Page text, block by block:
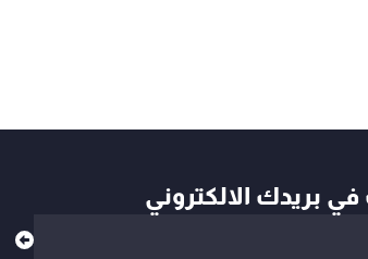
في بريدك الالكتروني